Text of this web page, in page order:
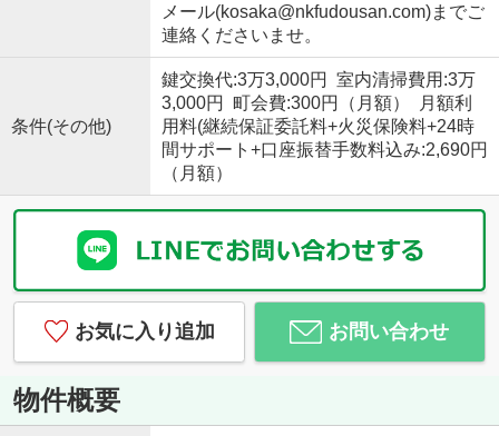
メール(kosaka@nkfudousan.com)までご
連絡くださいませ。
条件(その他)
鍵交換代:3万3,000円 室内清掃費用:3万
3,000円 町会費:300円（月額） 月額利
用料(継続保証委託料+火災保険料+24時
間サポート+口座振替手数料込み:2,690円
（月額）
お気に入り追加 お問い合わせ
物件概要